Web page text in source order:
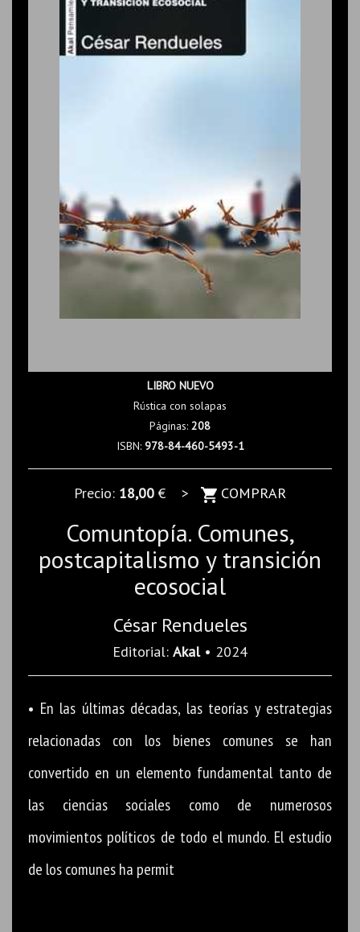
LIBRO NUEVO
Rústica con solapas
Páginas: 208
ISBN: 978-84-460-5493-1
Precio: 18,00€ > COMPRAR
Comuntopía. Comunes,
postcapitalismo y transición
ecosocial
César Rendueles
Editorial: Akal• 2024
• En las últimas décadas, las teorías y estrategias
relacionadas con los bienes comunes se han
convertido en un elemento fundamental tanto de
las ciencias sociales como de numerosos
movimientos políticos de todo el mundo. El estudio
de los comunes ha permit